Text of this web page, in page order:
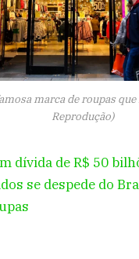
marca de roupas
Reprodução)
dívida de R$ 50
se despede do